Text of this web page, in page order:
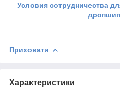
Условия сотрудничества
Приховати
Характеристики